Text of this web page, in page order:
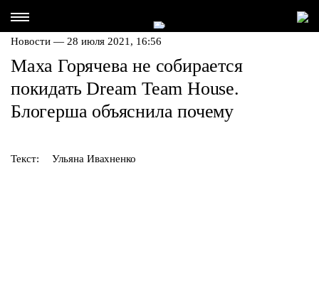
Новости — 28 июля 2021, 16:56
Маха Горячева не собирается
покидать Dream Team House.
Блогерша объяснила почему
Текст: Ульяна Ивахненко